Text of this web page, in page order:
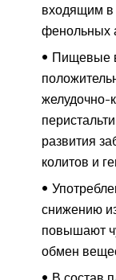
входящим в
фенольных
Пищевые
желудочно-
развития
колитов и
снижению
повышают
обмен